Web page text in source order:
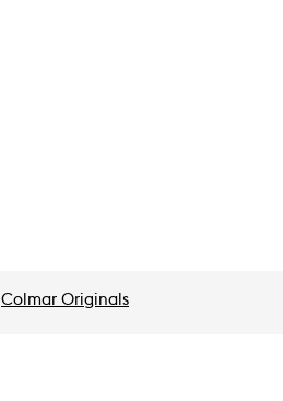
Colmar Originals